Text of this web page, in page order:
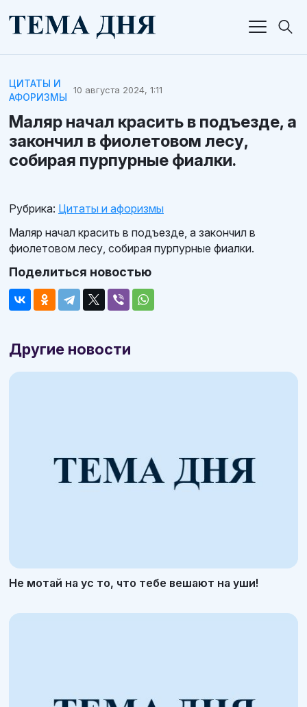
ЦИТАТЫ И
АФОРИЗМЫ
10 августа 2024, 1:11
Маляр начал красить в подъезде, а
закончил в фиолетовом лесу,
собирая пурпурные фиалки.
Рубрика: Цитаты и афоризмы
Маляр начал красить в подъезде, а закончил в
фиолетовом лесу, собирая пурпурные фиалки.
Поделиться новостью
Другие новости
Не мотай на ус то, что тебе вешают на уши!